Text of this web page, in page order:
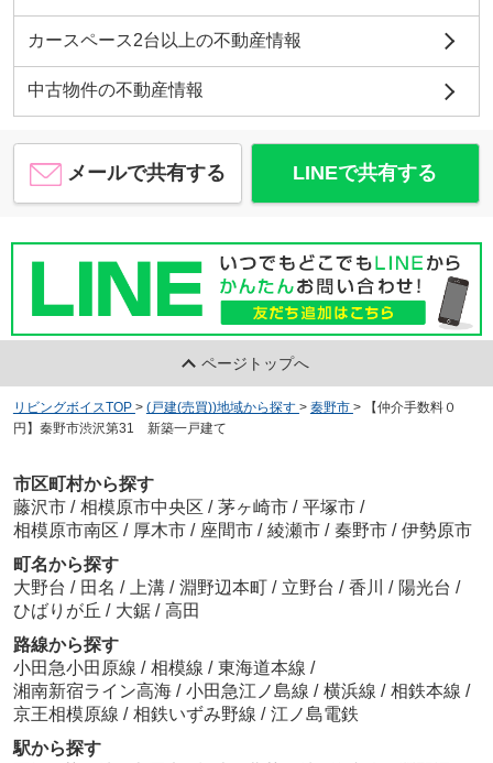
カースペース2台以上の不動産情報
中古物件の不動産情報
メールで共有する LINEで共有する
ページトップへ
リビングボイスTOP > (戸建(売買))地域から探す > 秦野市 >
【仲介手数料０
円】秦野市渋沢第31 新築一戸建て
市区町村から探す
藤沢市 / 相模原市中央区 / 茅ヶ崎市 / 平塚市 /
相模原市南区 / 厚木市 / 座間市 / 綾瀬市 / 秦野市 / 伊勢原市
町名から探す
大野台 / 田名 / 上溝 / 淵野辺本町 / 立野台 / 香川 / 陽光台 /
ひばりが丘 / 大鋸 / 高田
路線から探す
小田急小田原線 / 相模線 / 東海道本線 /
湘南新宿ライン高海 / 小田急江ノ島線 / 横浜線 / 相鉄本線 /
京王相模原線 / 相鉄いずみ野線 / 江ノ島電鉄
駅から探す